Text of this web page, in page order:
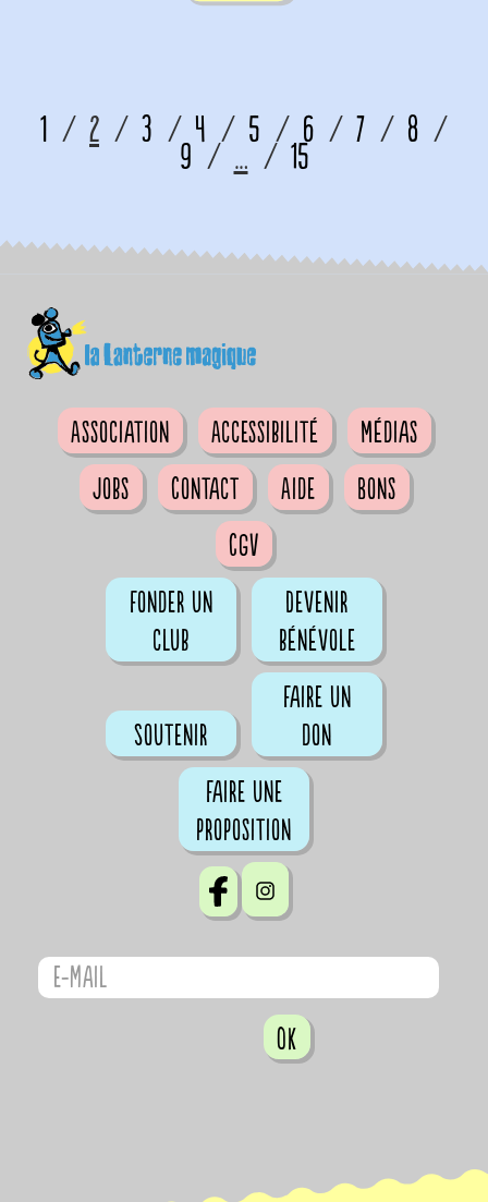
1 2 3 4 5 6 7 8
9 … 15
Association Accessibilité
Médias
Jobs
Contact Aide
Bons
CGV
Fonder un
club
Devenir
bénévole
Soutenir
Faire un
don
Faire une
proposition
OK